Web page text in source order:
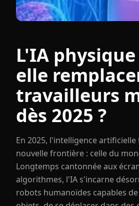
L'IA
elle
travailleurs
dès 2025 ?
En 2025, l'intelligence
nouvelle frontière : celle du
Longtemps cantonnée aux
algorithmes, l'IA s'incarne
robots humanoïdes capables